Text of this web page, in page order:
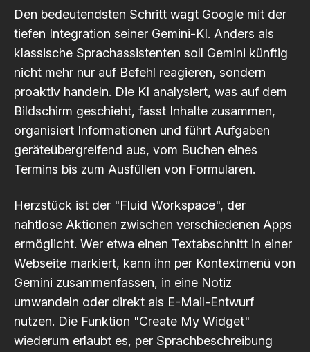
Den bedeutendsten Schritt wagt Google mit der
tiefen Integration seiner Gemini-KI. Anders als
klassische Sprachassistenten soll Gemini künftig
nicht mehr nur auf Befehl reagieren, sondern
proaktiv handeln. Die KI analysiert, was auf dem
Bildschirm geschieht, fasst Inhalte zusammen,
organisiert Informationen und führt Aufgaben
geräteübergreifend aus, vom Buchen eines
Termins bis zum Ausfüllen von Formularen.
Herzstück ist der "Fluid Workspace", der
nahtlose Aktionen zwischen verschiedenen Apps
ermöglicht. Wer etwa einen Textabschnitt in einer
Webseite markiert, kann ihn per Kontextmenü von
Gemini zusammenfassen, in eine Notiz
umwandeln oder direkt als E-Mail-Entwurf
nutzen. Die Funktion "Create My Widget"
wiederum erlaubt es, per Sprachbeschreibung